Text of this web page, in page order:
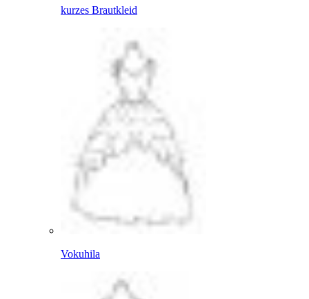
kurzes Brautkleid
Vokuhila